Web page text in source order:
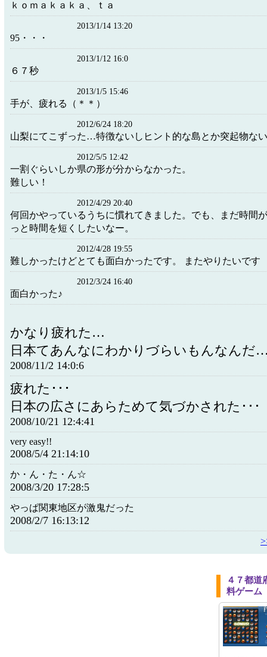
ｋｏｍａｋａｋａ、ｔａ
2013/1/14 13:20
95・・・
2013/1/12 16:0
６７秒
2013/1/5 15:46
手が、疲れる（＊＊）
2012/6/24 18:20
山梨にてこずった…特徴ないしヒント的な島とか突起物な
2012/5/5 12:42
一割ぐらいしか県の形が分からなかった。
難しい！
2012/4/29 20:40
何回かやっているうちに慣れてきました。でも、まだ時間
っと時間を短くしたいなー。
2012/4/28 19:55
難しかったけどとても面白かったです。 またやりたいです
2012/3/24 16:40
面白かった♪
かなり疲れた…
日本てあんなにわかりづらいもんなんだ
2008/11/2 14:0:6
疲れた･･･
日本の広さにあらためて気づかされた･･･
2008/10/21 12:4:41
very easy!!
2008/5/4 21:14:10
か・ん・た・ん☆
2008/3/20 17:28:5
やっぱ関東地区が激鬼だった
2008/2/7 16:13:12
４７都道
料ゲーム